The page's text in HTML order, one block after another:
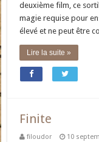
deuxième film, ce
magie requise pour
élevé et ne peut être
Lire la suite »
Finite
filoudor 10